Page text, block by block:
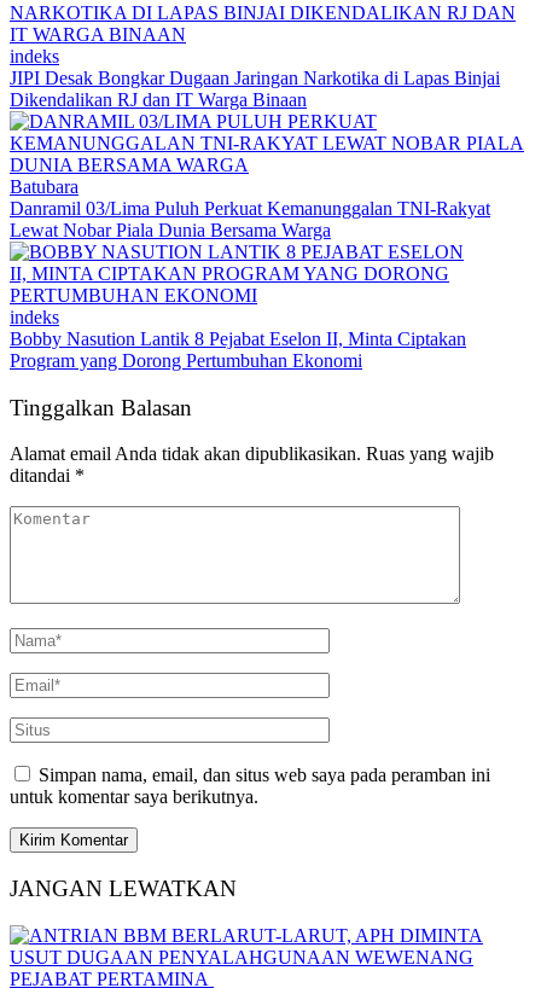
indeks
JIPI Desak Bongkar Dugaan Jaringan Narkotika di Lapas Binjai
Dikendalikan RJ dan IT Warga Binaan
Batubara
Danramil 03/Lima Puluh Perkuat Kemanunggalan TNI-Rakyat
Lewat Nobar Piala Dunia Bersama Warga
indeks
Bobby Nasution Lantik 8 Pejabat Eselon II, Minta Ciptakan
Program yang Dorong Pertumbuhan Ekonomi
Tinggalkan Balasan
Alamat email Anda tidak akan dipublikasikan. Ruas yang wajib
ditandai *
Simpan nama, email, dan situs web saya pada peramban ini
untuk komentar saya berikutnya.
JANGAN LEWATKAN